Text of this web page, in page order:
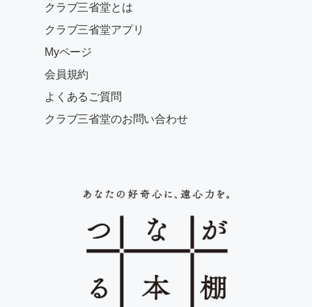
クラブ三省堂とは
クラブ三省堂アプリ
Myページ
会員規約
よくあるご質問
クラブ三省堂のお問い合わせ